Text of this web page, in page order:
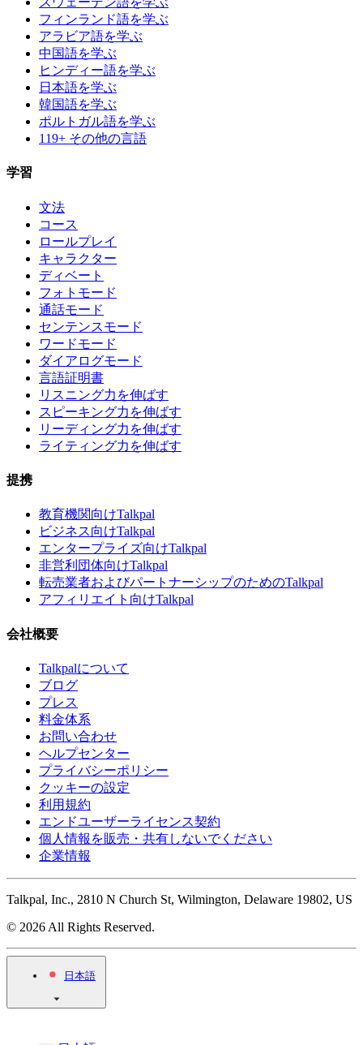
フィンランド語を学ぶ
アラビア語を学ぶ
中国語を学ぶ
ヒンディー語を学ぶ
日本語を学ぶ
韓国語を学ぶ
ポルトガル語を学ぶ
119+ その他の言語
学習
文法
コース
ロールプレイ
キャラクター
ディベート
フォトモード
通話モード
センテンスモード
ワードモード
ダイアログモード
言語証明書
リスニング力を伸ばす
スピーキング力を伸ばす
リーディング力を伸ばす
ライティング力を伸ばす
提携
教育機関向けTalkpal
ビジネス向けTalkpal
エンタープライズ向けTalkpal
非営利団体向けTalkpal
転売業者およびパートナーシップのためのTalkpal
アフィリエイト向けTalkpal
会社概要
Talkpalについて
ブログ
プレス
料金体系
お問い合わせ
ヘルプセンター
プライバシーポリシー
クッキーの設定
利用規約
エンドユーザーライセンス契約
個人情報を販売・共有しないでください
企業情報
Talkpal, Inc., 2810 N Church St, Wilmington, Delaware 19802, US
© 2026 All Rights Reserved.
日本語